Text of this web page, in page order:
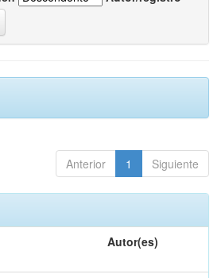
Anterior 1 Siguiente
Autor(es)